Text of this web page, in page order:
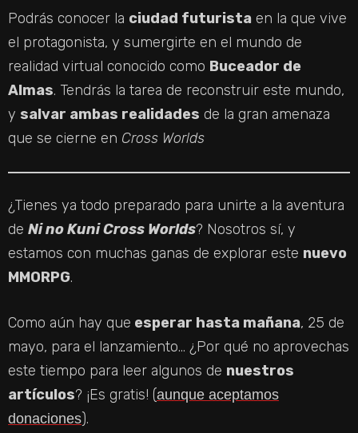
Podrás conocer la ciudad futurista en la que vive
el protagonista, y sumergirte en el mundo de
realidad virtual conocido como Buceador de
Almas. Tendrás la tarea de reconstruir este mundo,
y salvar ambas realidades de la gran amenaza
que se cierne en Cross Worlds
¿Tienes ya todo preparado para unirte a la aventura
de Ni no Kuni Cross Worlds? Nosotros sí, y
estamos con muchas ganas de explorar este nuevo
MMORPG.
Como aún hay que esperar hasta mañana, 25 de
mayo, para el lanzamiento… ¿Por qué no aprovechas
este tiempo para leer algunos de nuestros
artículos? ¡Es gratis! (aunque aceptamos
donaciones).